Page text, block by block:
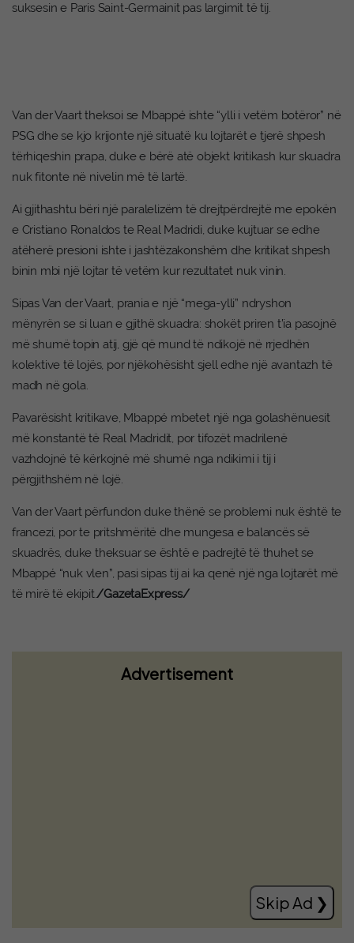
suksesin e Paris Saint-Germainit pas largimit të tij.
Van der Vaart theksoi se Mbappé ishte “ylli i vetëm botëror” në
PSG dhe se kjo krijonte një situatë ku lojtarët e tjerë shpesh
tërhiqeshin prapa, duke e bërë atë objekt kritikash kur skuadra
nuk fitonte në nivelin më të lartë.
Ai gjithashtu bëri një paralelizëm të drejtpërdrejtë me epokën
e Cristiano Ronaldos te Real Madridi, duke kujtuar se edhe
atëherë presioni ishte i jashtëzakonshëm dhe kritikat shpesh
binin mbi një lojtar të vetëm kur rezultatet nuk vinin.
Sipas Van der Vaart, prania e një “mega-ylli” ndryshon
mënyrën se si luan e gjithë skuadra: shokët priren t’ia pasojnë
më shumë topin atij, gjë që mund të ndikojë në rrjedhën
kolektive të lojës, por njëkohësisht sjell edhe një avantazh të
madh në gola.
Pavarësisht kritikave, Mbappé mbetet një nga golashënuesit
më konstantë të Real Madridit, por tifozët madrilenë
vazhdojnë të kërkojnë më shumë nga ndikimi i tij i
përgjithshëm në lojë.
Van der Vaart përfundon duke thënë se problemi nuk është te
francezi, por te pritshmëritë dhe mungesa e balancës së
skuadrës, duke theksuar se është e padrejtë të thuhet se
Mbappé “nuk vlen”, pasi sipas tij ai ka qenë një nga lojtarët më
të mirë të ekipit./GazetaExpress/
Advertisement
Skip Ad ❯